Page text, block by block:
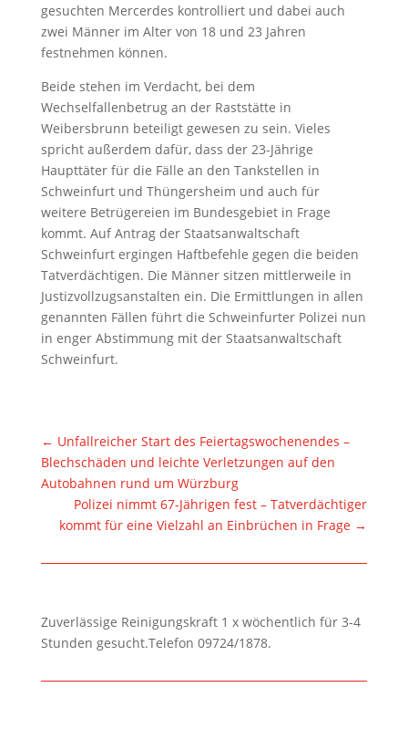
gesuchten Mercerdes kontrolliert und dabei auch
zwei Männer im Alter von 18 und 23 Jahren
festnehmen können.
Beide stehen im Verdacht, bei dem
Wechselfallenbetrug an der Raststätte in
Weibersbrunn beteiligt gewesen zu sein. Vieles
spricht außerdem dafür, dass der 23-Jährige
Haupttäter für die Fälle an den Tankstellen in
Schweinfurt und Thüngersheim und auch für
weitere Betrügereien im Bundesgebiet in Frage
kommt. Auf Antrag der Staatsanwaltschaft
Schweinfurt ergingen Haftbefehle gegen die beiden
Tatverdächtigen. Die Männer sitzen mittlerweile in
Justizvollzugsanstalten ein. Die Ermittlungen in allen
genannten Fällen führt die Schweinfurter Polizei nun
in enger Abstimmung mit der Staatsanwaltschaft
Schweinfurt.
← Unfallreicher Start des Feiertagswochenendes –
Blechschäden und leichte Verletzungen auf den
Autobahnen rund um Würzburg
Polizei nimmt 67-Jährigen fest – Tatverdächtiger
kommt für eine Vielzahl an Einbrüchen in Frage →
Zuverlässige Reinigungskraft 1 x wöchentlich für 3-4
Stunden gesucht.Telefon 09724/1878.